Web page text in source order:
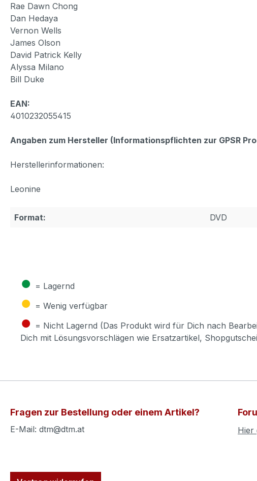
Rae Dawn Chong
Dan Hedaya
Vernon Wells
James Olson
David Patrick Kelly
Alyssa Milano
Bill Duke
EAN:
4010232055415
Angaben zum Hersteller (Informationspflichten zur GPSR
Herstellerinformationen:
Leonine
Format: DVD
● = Lagernd
● = Wenig verfügbar
● = Nicht Lagernd (Das Produkt wird für Dich nach
Dich mit Lösungsvorschlägen wie Ersatzartikel,
Fragen zur Bestellung oder einem Artikel?
E-Mail: dtm@dtm.at Hier